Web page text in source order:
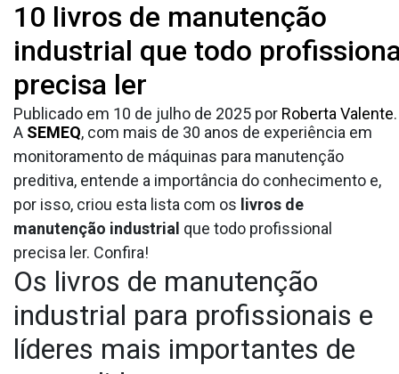
Tag:livros de
manutenção industrial
10 livros de manutenção
industrial que todo
precisa ler
Publicado em 10 de julho de 2025 por Roberta Valente.
A manutenção industrial é um campo em constante
evolução, com avanços tecnológicos e novas
práticas que surgem regularmente. Dessa forma,
para se manter atualizado, é fundamental estar
sempre aprendendo.
A SEMEQ, com mais de 30 anos de experiência em
monitoramento de máquinas para manutenção
preditiva, entende a importância do conhecimento e,
por isso, criou esta lista com os livros de
manutenção industrial que todo profissional
precisa ler. Confira!
Os livros de manutenção
industrial para profissionais e
líderes mais importantes de